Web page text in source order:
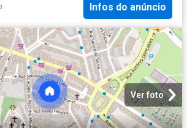
Infos do anúncio
Ver foto